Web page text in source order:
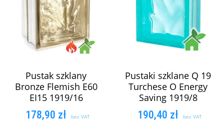
Pustak szklany
Bronze Flemish E60
EI15 1919/16
178,90 zł bez VAT
Pustaki szklane Q 19
Turchese O Energy
Saving 1919/8
190,40 zł bez VAT